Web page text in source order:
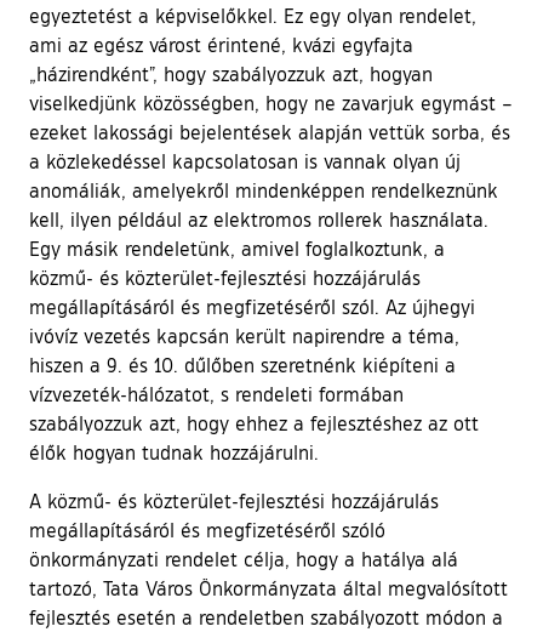
egyeztetést a képviselőkkel. Ez egy olyan rendelet,
ami az egész várost érintené, kvázi egyfajta
„házirendként”, hogy szabályozzuk azt, hogyan
viselkedjünk közösségben, hogy ne zavarjuk egymást –
ezeket lakossági bejelentések alapján vettük sorba, és
a közlekedéssel kapcsolatosan is vannak olyan új
anomáliák, amelyekről mindenképpen rendelkeznünk
kell, ilyen például az elektromos rollerek használata.
Egy másik rendeletünk, amivel foglalkoztunk, a
közmű- és közterület-fejlesztési hozzájárulás
megállapításáról és megfizetéséről szól. Az újhegyi
ivóvíz vezetés kapcsán került napirendre a téma,
hiszen a 9. és 10. dűlőben szeretnénk kiépíteni a
vízvezeték-hálózatot, s rendeleti formában
szabályozzuk azt, hogy ehhez a fejlesztéshez az ott
élők hogyan tudnak hozzájárulni.
A közmű- és közterület-fejlesztési hozzájárulás
megállapításáról és megfizetéséről szóló
önkormányzati rendelet célja, hogy a hatálya alá
tartozó, Tata Város Önkormányzata által megvalósított
fejlesztés esetén a rendeletben szabályozott módon a